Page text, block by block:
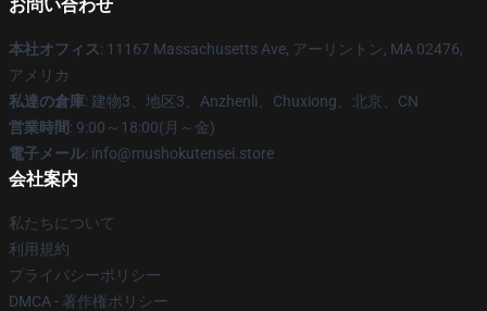
お問い合わせ
本社オフィス: 11167 Massachusetts Ave, アーリントン, MA 02476,
アメリカ
私達の倉庫: 建物3、地区3、Anzhenli、Chuxiong、北京、CN
営業時間: 9:00～18:00(月～金)
電子メール: info@mushokutensei.store
会社案内
私たちについて
利用規約
プライバシーポリシー
DMCA - 著作権ポリシー